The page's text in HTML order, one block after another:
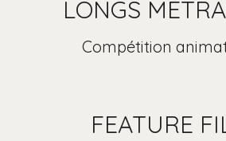
LONGS
Compétition
FEATURE